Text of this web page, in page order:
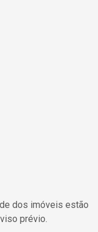
dos imóveis estão
prévio.